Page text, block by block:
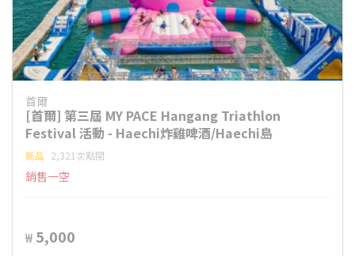
首爾
[首爾] 第三屆 MY PACE Hangang Triathlon
Festival 活動 - Haechi炸雞啤酒/Haechi島
新品 2,321次點閱
銷售一空
₩ 5,000